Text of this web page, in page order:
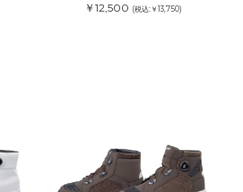
￥12,500 (税込:￥13,750)